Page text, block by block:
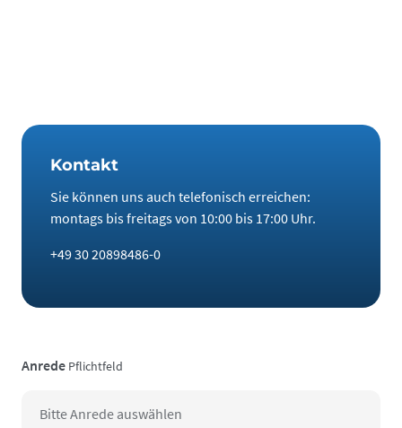
Kontakt
Sie können uns auch telefonisch erreichen:
montags bis freitags von 10:00 bis 17:00 Uhr.
+49 30 20898486-0
Anrede Pflichtfeld